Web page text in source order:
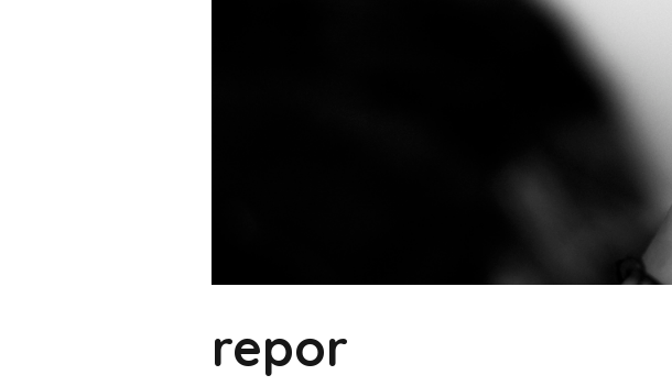
repor